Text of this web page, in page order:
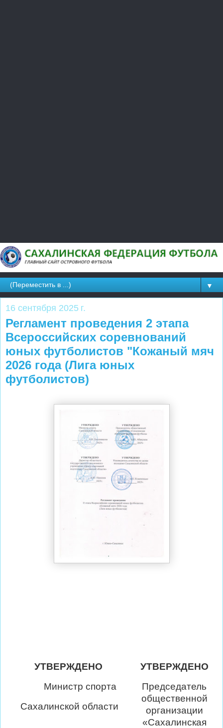
▼
16 сентября 2025 г.
Регламент проведения 2 этапа
Всероссийских соревнований
юных футболистов "Кожаный мяч
2026 года (Лига юных
футболистов)
УТВЕРЖДЕНО
Министр спорта
Сахалинской области
УТВЕРЖДЕНО
Председатель
общественной
организации
«Сахалинская